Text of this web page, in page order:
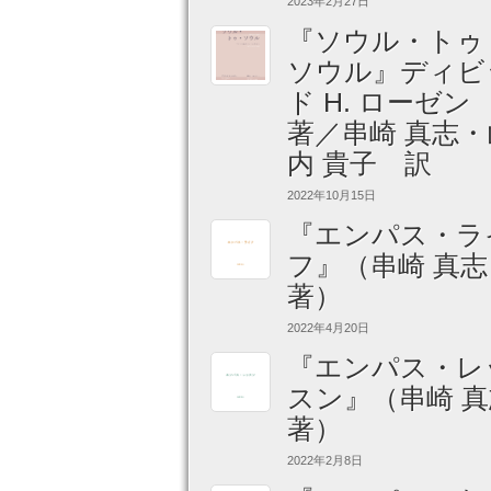
『ソウル・トゥ
ソウル』ディビ
ド H. ローゼン
著／串崎 真志・
内 貴子 訳
2022年10月15日
『エンパス・ラ
フ』（串崎 真志
著）
2022年4月20日
『エンパス・レ
スン』（串崎
著）
2022年2月8日